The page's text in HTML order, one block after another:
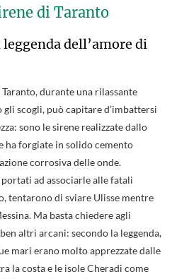
di Taranto
dell’amore di
durante una rilassante
gli scogli, può capitare d’imbattersi
sono le sirene realizzate dallo
ha forgiate in solido cemento
corrosiva delle onde.
ad associarle alle fatali
tentarono di sviare Ulisse mentre
Ma basta chiedere agli
altri arcani: secondo la leggenda,
mari erano molto apprezzate dalle
la costa e le isole Cheradi come